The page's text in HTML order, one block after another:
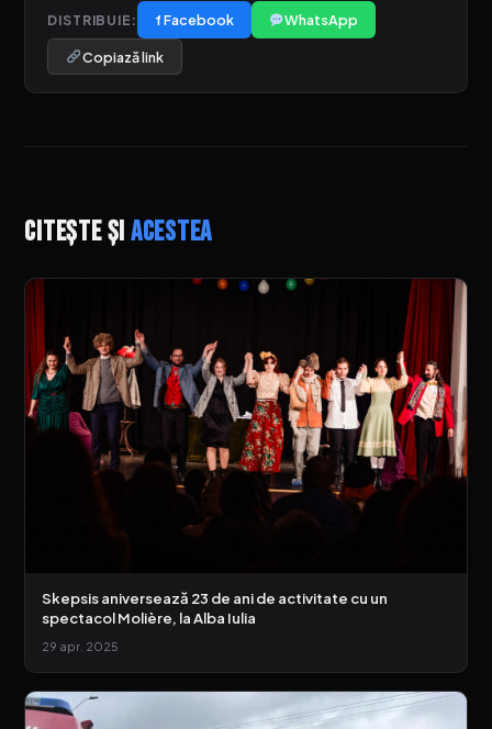
DISTRIBUIE: f Facebook WhatsApp
Copiază link
Citește șiacestea
Skepsis aniversează 23 de ani de activitate cu un
spectacol Molière, la Alba Iulia
29 apr. 2025